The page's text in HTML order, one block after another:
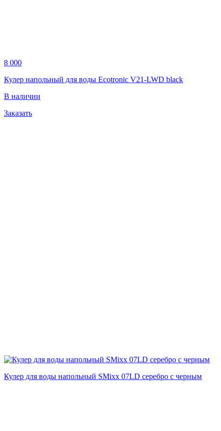
8 000
Кулер напольный для воды Ecotronic V21-LWD black
В наличии
Заказать
Кулер для воды напольный SMixx 07LD серебро с черным